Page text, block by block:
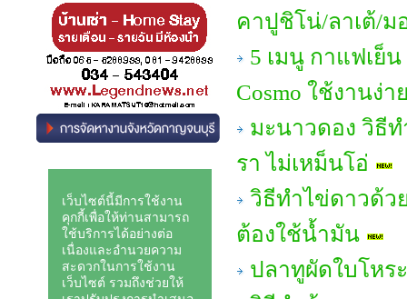
คาปูชิโน่/ลาเต้/ม
5 เมนู กาแฟเย็น
Cosmo ใช้งานง่
มะนาวดอง วิธี
รา ไม่เหม็นโอ่
วิธีทำไข่ดาวด้ว
ต้องใช้น้ำมัน
ปลาทูผัดใบโหร